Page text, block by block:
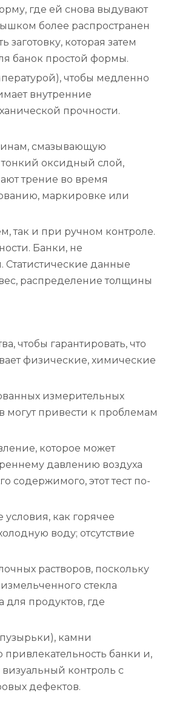
где ей снова выдувают
более распространен
которая затем
банок простой формы.
чтобы медленно
внутренние
прочности.
смазывающую
тонкий оксидный слой,
трение во время
маркировке или
так и при ручном контроле.
Банки, не
Статистические данные
распределение толщины
чтобы гарантировать, что
физические, химические
измерительных
могут привести к проблемам
которое может
давлению воздуха
содержимого, этот тест по-
как горячее
воду; отсутствие
растворов, поскольку
стекла
продуктов, где
камни
банки и,
визуальный контроль с
дефектов.